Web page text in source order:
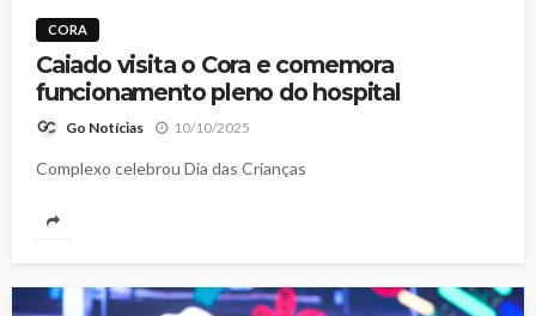
CORA
Caiado visita o Cora e comemora
funcionamento pleno do hospital
Go Notícias 10/10/2025
Complexo celebrou Dia das Crianças